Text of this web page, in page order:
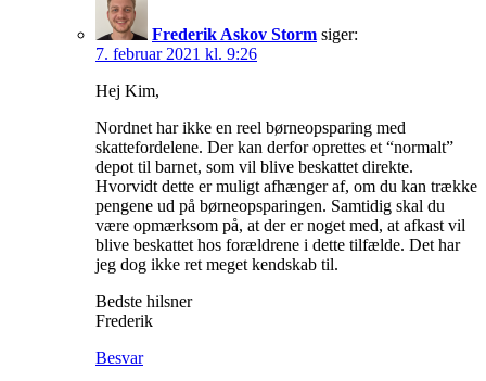
Frederik Askov Storm siger:
7. februar 2021 kl. 9:26
Hej Kim,
Nordnet har ikke en reel børneopsparing med
skattefordelene. Der kan derfor oprettes et “normalt”
depot til barnet, som vil blive beskattet direkte.
Hvorvidt dette er muligt afhænger af, om du kan trække
pengene ud på børneopsparingen. Samtidig skal du
være opmærksom på, at der er noget med, at afkast vil
blive beskattet hos forældrene i dette tilfælde. Det har
jeg dog ikke ret meget kendskab til.
Bedste hilsner
Frederik
Besvar